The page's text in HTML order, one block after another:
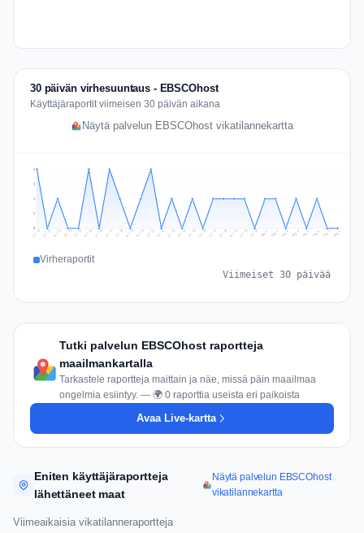
30 päivän virhesuuntaus - EBSCOhost
Käyttäjäraportit viimeisen 30 päivän aikana
Näytä palvelun EBSCOhost vikatilannekartta
1
1
2
2
Jul 10 Jul 11 Jul 12 Jul 13 Jul 14 Jul 15 Jul 16 Jul 17 Jul 18 Jul 19 Jul 20 Jul 21 Jul 22 Jul 23 Jul 24 Jul 25 Jul 26 Jul 27 Jul 28 Jul 29 Jul 30 Jul 31 Aug 1 Aug 2 Aug 3 Aug 4 Aug 5 Aug 6 Aug 7 Aug 8
Virheraportit
Viimeiset 30 päivää
Tutki palvelun EBSCOhost raportteja
maailmankartalla
Tarkastele raportteja maittain ja näe, missä päin maailmaa
ongelmia esiintyy. — 🌍 0 raporttia useista eri paikoista
Avaa Live-kartta
Eniten käyttäjäraportteja
lähettäneet maat
Näytä palvelun EBSCOhost
vikatilannekartta
Viimeaikaisia vikatilanneraportteja